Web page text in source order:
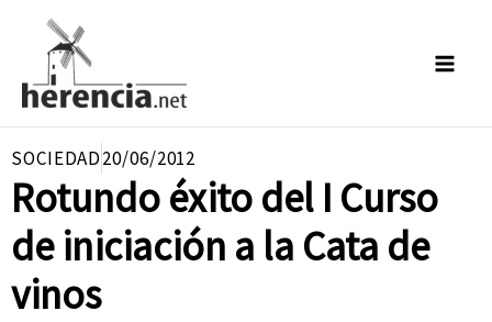
contenido
SOCIEDAD20/06/2012
Rotundo éxito del I Curso
de iniciación a la Cata de
vinos